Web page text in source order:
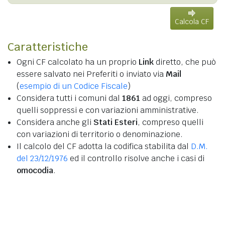
Calcola CF
Caratteristiche
Ogni CF calcolato ha un proprio Linkdiretto, che può
essere salvato nei Preferiti o inviato via Mail
(esempio di un Codice Fiscale)
Considera tutti i comuni dal 1861 ad oggi, compreso
quelli soppressi e con variazioni amministrative.
Considera anche gli Stati Esteri, compreso quelli
con variazioni di territorio o denominazione.
Il calcolo del CF adotta la codifica stabilita dal D.M.
del 23/12/1976 ed il controllo risolve anche i casi di
omocodia.